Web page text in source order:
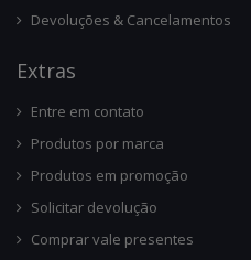
Devoluções & Cancelamentos
ExtRas
Entre em contato
Produtos por marca
Produtos em promoção
Solicitar devolução
Comprar vale presentes